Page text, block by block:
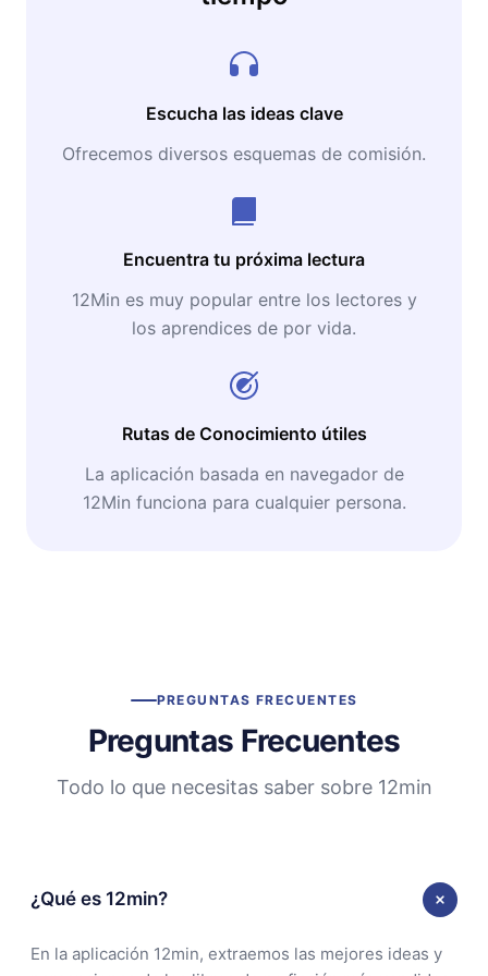
Escucha las ideas clave
Ofrecemos diversos esquemas de comisión.
Encuentra tu próxima lectura
12Min es muy popular entre los lectores y
los aprendices de por vida.
Rutas de Conocimiento útiles
La aplicación basada en navegador de
12Min funciona para cualquier persona.
PREGUNTAS FRECUENTES
Preguntas Frecuentes
Todo lo que necesitas saber sobre 12min
¿Qué es 12min?
En la aplicación 12min, extraemos las mejores ideas y